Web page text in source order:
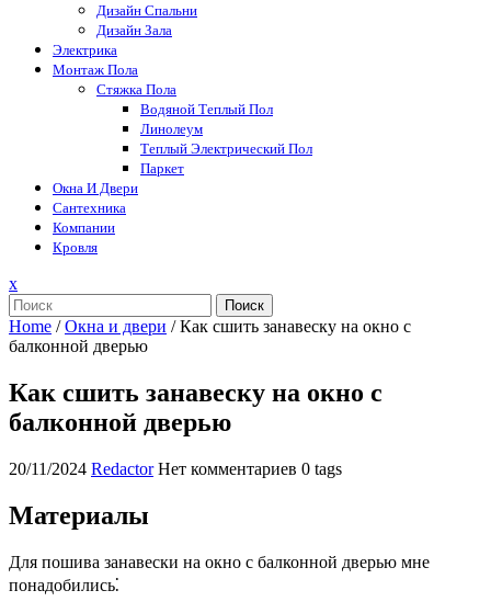
Дизайн Спальни
Дизайн Зала
Электрика
Монтаж Пола
Стяжка Пола
Водяной Теплый Пол
Линолеум
Теплый Электрический Пол
Паркет
Окна И Двери
Сантехника
Компании
Кровля
xЗакрыть
меню
Поиск
Home /Окна и двери /Как сшить занавеску на окно с
балконной дверью
Как сшить занавеску на окно с
балконной дверью
20/11/2024 Redactor Нет комментариев 0 tags
Материалы
Для пошива занавески на окно с балконной дверью мне
понадобились⁚